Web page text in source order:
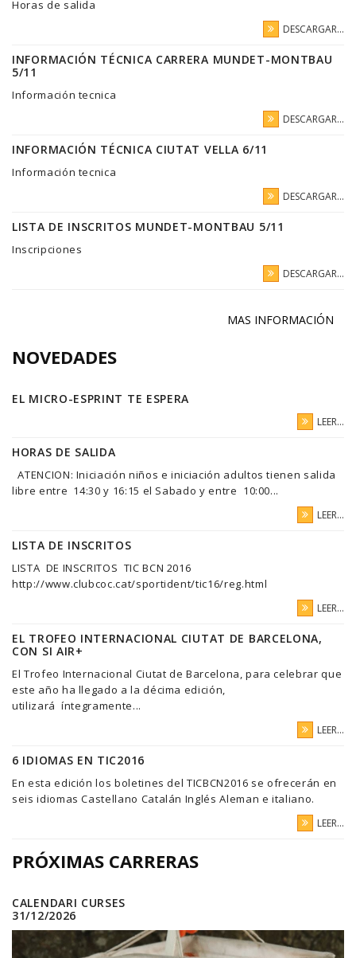
Horas de salida
DESCARGAR...
INFORMACIÓN TÉCNICA CARRERA MUNDET-MONTBAU
5/11
Información tecnica
DESCARGAR...
INFORMACIÓN TÉCNICA CIUTAT VELLA 6/11
Información tecnica
DESCARGAR...
LISTA DE INSCRITOS MUNDET-MONTBAU 5/11
Inscripciones
DESCARGAR...
MAS INFORMACIÓN
NOVEDADES
EL MICRO-ESPRINT TE ESPERA
LEER...
HORAS DE SALIDA
ATENCION: Iniciación niños e iniciación adultos tienen salida
libre entre 14:30 y 16:15 el Sabado y entre 10:00...
LEER...
LISTA DE INSCRITOS
LISTA DE INSCRITOS TIC BCN 2016
http://www.clubcoc.cat/sportident/tic16/reg.html
LEER...
EL TROFEO INTERNACIONAL CIUTAT DE BARCELONA,
CON SI AIR+
El Trofeo Internacional Ciutat de Barcelona, para celebrar que
este año ha llegado a la décima edición,
utilizará íntegramente...
LEER...
6 IDIOMAS EN TIC2016
En esta edición los boletines del TICBCN2016 se ofrecerán en
seis idiomas Castellano Catalán Inglés Aleman e italiano.
LEER...
PRÓXIMAS CARRERAS
CALENDARI CURSES
31/12/2026